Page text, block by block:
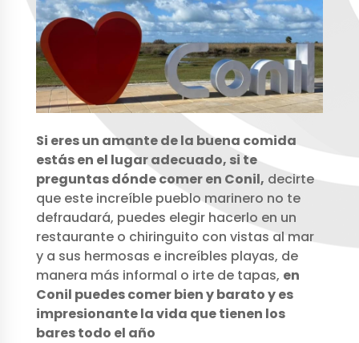
Si eres un amante de la buena comida
estás en el lugar adecuado, si te
preguntas dónde comer en Conil, decirte
que este increíble pueblo marinero no te
defraudará, puedes elegir hacerlo en un
restaurante o chiringuito con vistas al mar
y a sus hermosas e increíbles playas, de
manera más informal o irte de tapas, en
Conil puedes comer bien y barato y es
impresionante la vida que tienen los
bares todo el año